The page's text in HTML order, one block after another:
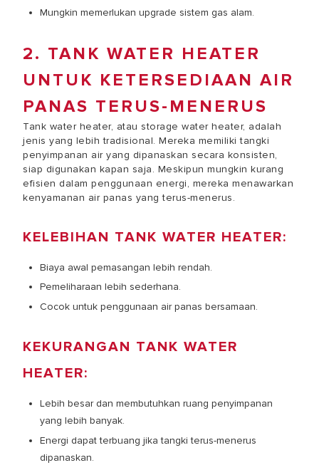
Mungkin memerlukan upgrade sistem gas alam.
2. TANK WATER HEATER
UNTUK KETERSEDIAAN AIR
PANAS TERUS-MENERUS
Tank water heater, atau storage water heater, adalah
jenis yang lebih tradisional. Mereka memiliki tangki
penyimpanan air yang dipanaskan secara konsisten,
siap digunakan kapan saja. Meskipun mungkin kurang
efisien dalam penggunaan energi, mereka menawarkan
kenyamanan air panas yang terus-menerus.
KELEBIHAN TANK WATER HEATER:
Biaya awal pemasangan lebih rendah.
Pemeliharaan lebih sederhana.
Cocok untuk penggunaan air panas bersamaan.
KEKURANGAN TANK WATER
HEATER:
Lebih besar dan membutuhkan ruang penyimpanan
yang lebih banyak.
Energi dapat terbuang jika tangki terus-menerus
dipanaskan.